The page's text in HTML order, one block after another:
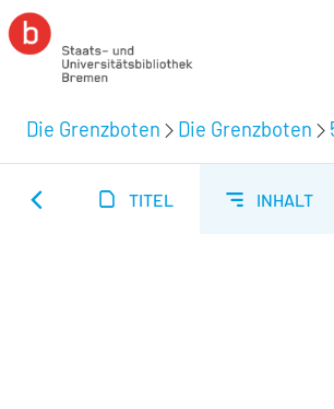
Die Grenzboten Die Grenzboten
TITEL INHALT